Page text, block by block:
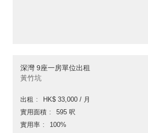
深灣 9座一房單位出租
黃竹坑
出租
HK$ 33,000 / 月
實用面積
595 呎
實用率
100%